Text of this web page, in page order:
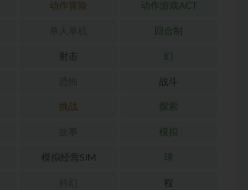
动作冒险 动作游戏ACT
回合制
射击 幻
战斗
挑战 探索
模拟
模拟经营SIM 球
程